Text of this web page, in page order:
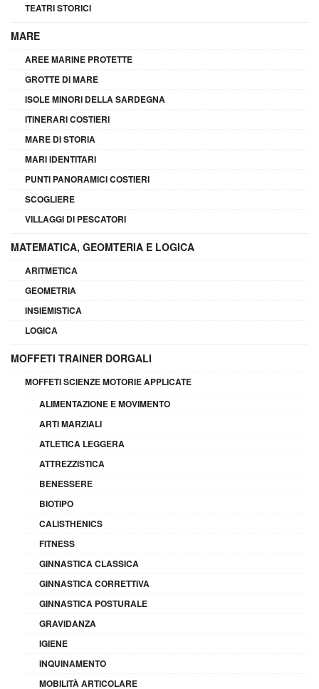
TEATRI STORICI
MARE
AREE MARINE PROTETTE
GROTTE DI MARE
ISOLE MINORI DELLA SARDEGNA
ITINERARI COSTIERI
MARE DI STORIA
MARI IDENTITARI
PUNTI PANORAMICI COSTIERI
SCOGLIERE
VILLAGGI DI PESCATORI
MATEMATICA, GEOMTERIA E LOGICA
ARITMETICA
GEOMETRIA
INSIEMISTICA
LOGICA
MOFFETI TRAINER DORGALI
MOFFETI SCIENZE MOTORIE APPLICATE
ALIMENTAZIONE E MOVIMENTO
ARTI MARZIALI
ATLETICA LEGGERA
ATTREZZISTICA
BENESSERE
BIOTIPO
CALISTHENICS
FITNESS
GINNASTICA CLASSICA
GINNASTICA CORRETTIVA
GINNASTICA POSTURALE
GRAVIDANZA
IGIENE
INQUINAMENTO
MOBILITÀ ARTICOLARE